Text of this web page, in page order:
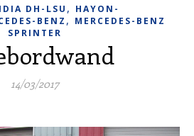
DH-LSU , HAYON-
BENZ , MERCEDES-BENZ
SPRINTER
14/03/2017